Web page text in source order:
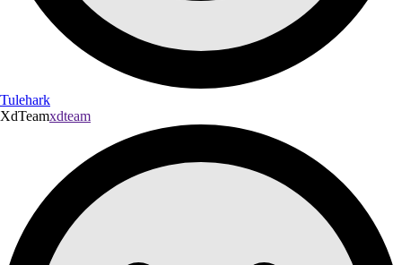
Tulehark
XdTeamxdteam